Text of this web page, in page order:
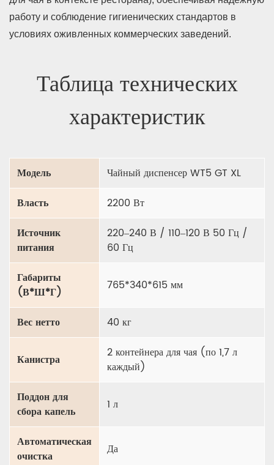
работу и соблюдение гигиенических стандартов в
условиях оживленных коммерческих заведений.
Таблица технических
характеристик
Модель
Чайный диспенсер WT5 GT XL
Власть
2200 Вт
Источник
питания
220–240 В / 110–120 В 50 Гц /
60 Гц
Габариты
(В*Ш*Г)
765*340*615 мм
Вес нетто 40 кг
Канистра
2 контейнера для чая (по 1,7 л
каждый)
Поддон для
сбора капель
1 л
Автоматическая
очистка
Да